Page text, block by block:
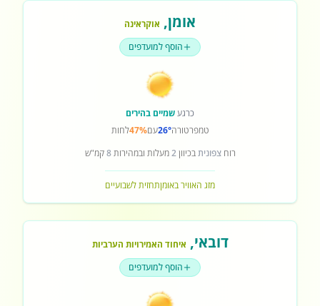
אומן, אוקראינה
הוסף למועדפים
כרגעשמיים בהירים
טמפרטורה26°עם47%לחות
רוחצפוניתבכיוון2מעלות ובמהירות8קמ"ש
מזג האוויר באומןתחזית לשבועיים
דובאי, איחוד האמירויות הערביות
הוסף למועדפים